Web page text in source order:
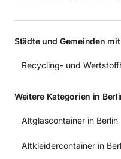
Städte und Gemeinden
Recycling- und
Weitere Kategorien in
Altglascontainer in Berlin
Altkleidercontainer in